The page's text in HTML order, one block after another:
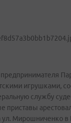
игрушками,
службу
приставы
ул. Мирошниченко в